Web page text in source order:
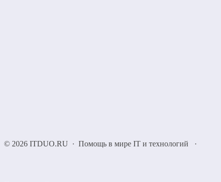
© 2026 ITDUO.RU · Помощь в мире IT и технологий ·